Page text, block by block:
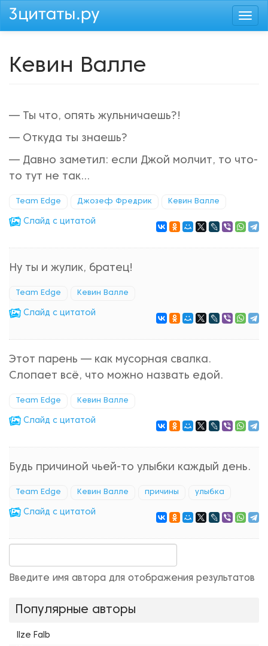
Перейти
Кевин Валле
— Ты что, опять жульничаешь?!
— Откуда ты знаешь?
— Давно заметил: если Джой молчит, то что-
то тут не так...
Team Edge Джозеф Фредрик Кевин Валле
Cлайд с цитатой
Ну ты и жулик, братец!
Team Edge Кевин Валле
Cлайд с цитатой
Этот парень — как мусорная свалка.
Слопает всё, что можно назвать едой.
Team Edge Кевин Валле
Cлайд с цитатой
Будь причиной чьей-то улыбки каждый день.
Team Edge Кевин Валле причины улыбка
Cлайд с цитатой
Введите имя автора для отображения результатов
Популярные авторы
Ilze Falb